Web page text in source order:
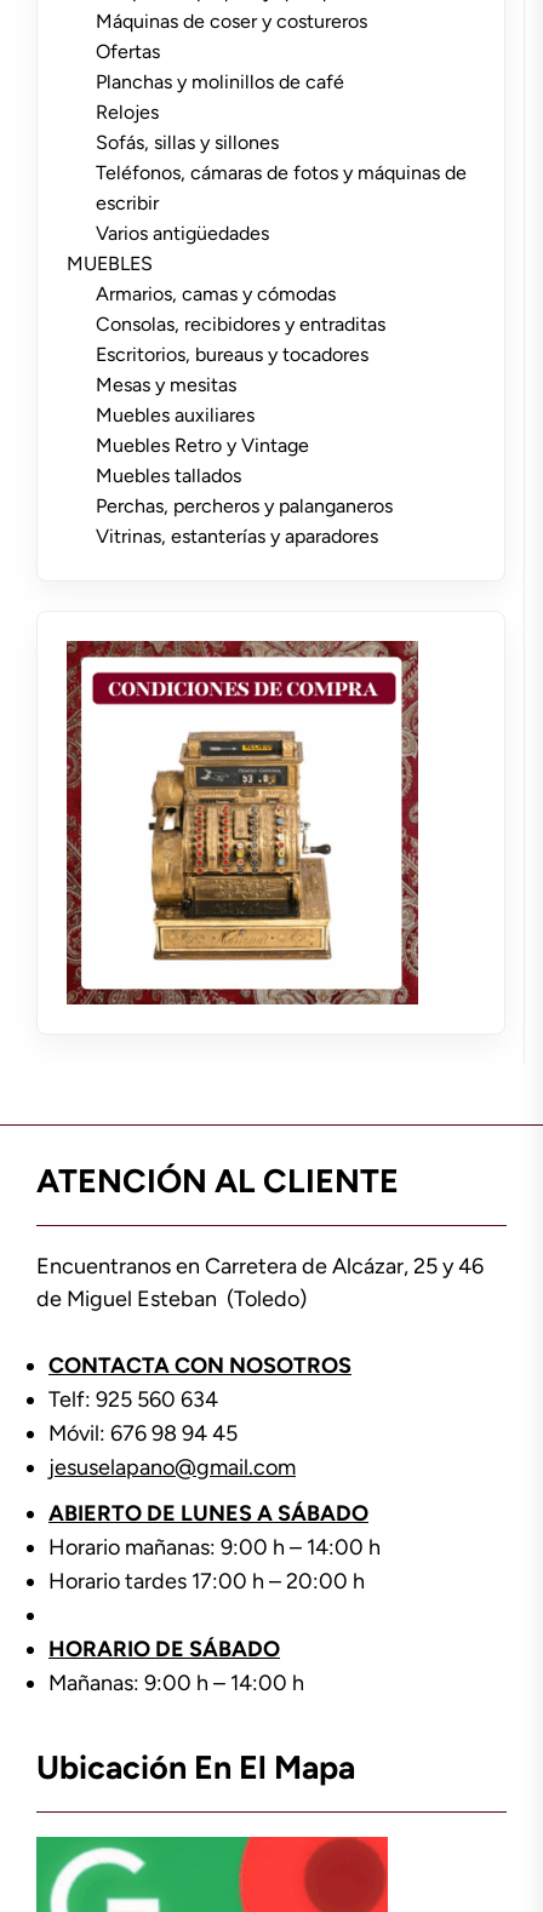
Máquinas de coser y costureros
Ofertas
Planchas y molinillos de café
Relojes
Sofás, sillas y sillones
Teléfonos, cámaras de fotos y máquinas de
escribir
Varios antigüedades
MUEBLES
Armarios, camas y cómodas
Consolas, recibidores y entraditas
Escritorios, bureaus y tocadores
Mesas y mesitas
Muebles auxiliares
Muebles Retro y Vintage
Muebles tallados
Perchas, percheros y palanganeros
Vitrinas, estanterías y aparadores
ATENCIÓN AL CLIENTE
Encuentranos en Carretera de Alcázar, 25 y 46
de Miguel Esteban (Toledo)
CONTACTA CON NOSOTROS
Telf: 925 560 634
Móvil: 676 98 94 45
jesuselapano@gmail.com
ABIERTO DE LUNES A SÁBADO
Horario mañanas: 9:00 h – 14:00 h
Horario tardes 17:00 h – 20:00 h
HORARIO DE SÁBADO
Mañanas: 9:00 h – 14:00 h
Ubicación En El Mapa